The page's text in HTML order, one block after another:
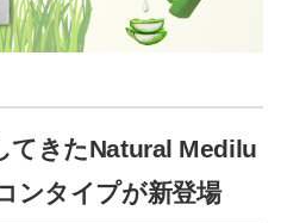
てきたNatural Medilu
ンタイプが新登場